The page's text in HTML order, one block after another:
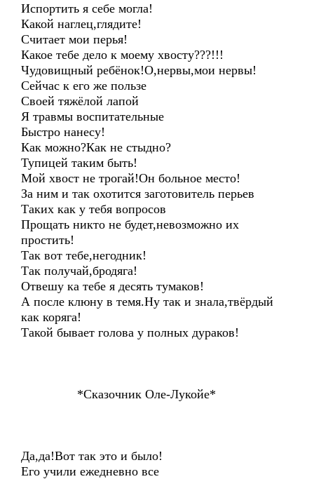
Испортить я себе могла!
Какой наглец,глядите!
Считает мои перья!
Какое тебе дело к моему хвосту???!!!
Чудовищный ребёнок!О,нервы,мои нервы!
Сейчас к его же пользе
Своей тяжёлой лапой
Я травмы воспитательные
Быстро нанесу!
Как можно?Как не стыдно?
Тупицей таким быть!
Мой хвост не трогай!Он больное место!
За ним и так охотится заготовитель перьев
Таких как у тебя вопросов
Прощать никто не будет,невозможно их
простить!
Так вот тебе,негодник!
Так получай,бродяга!
Отвешу ка тебе я десять тумаков!
А после клюну в темя.Ну так и знала,твёрдый
как коряга!
Такой бывает голова у полных дураков!
*Сказочник Оле-Лукойе*
Да,да!Вот так это и было!
Его учили ежедневно все